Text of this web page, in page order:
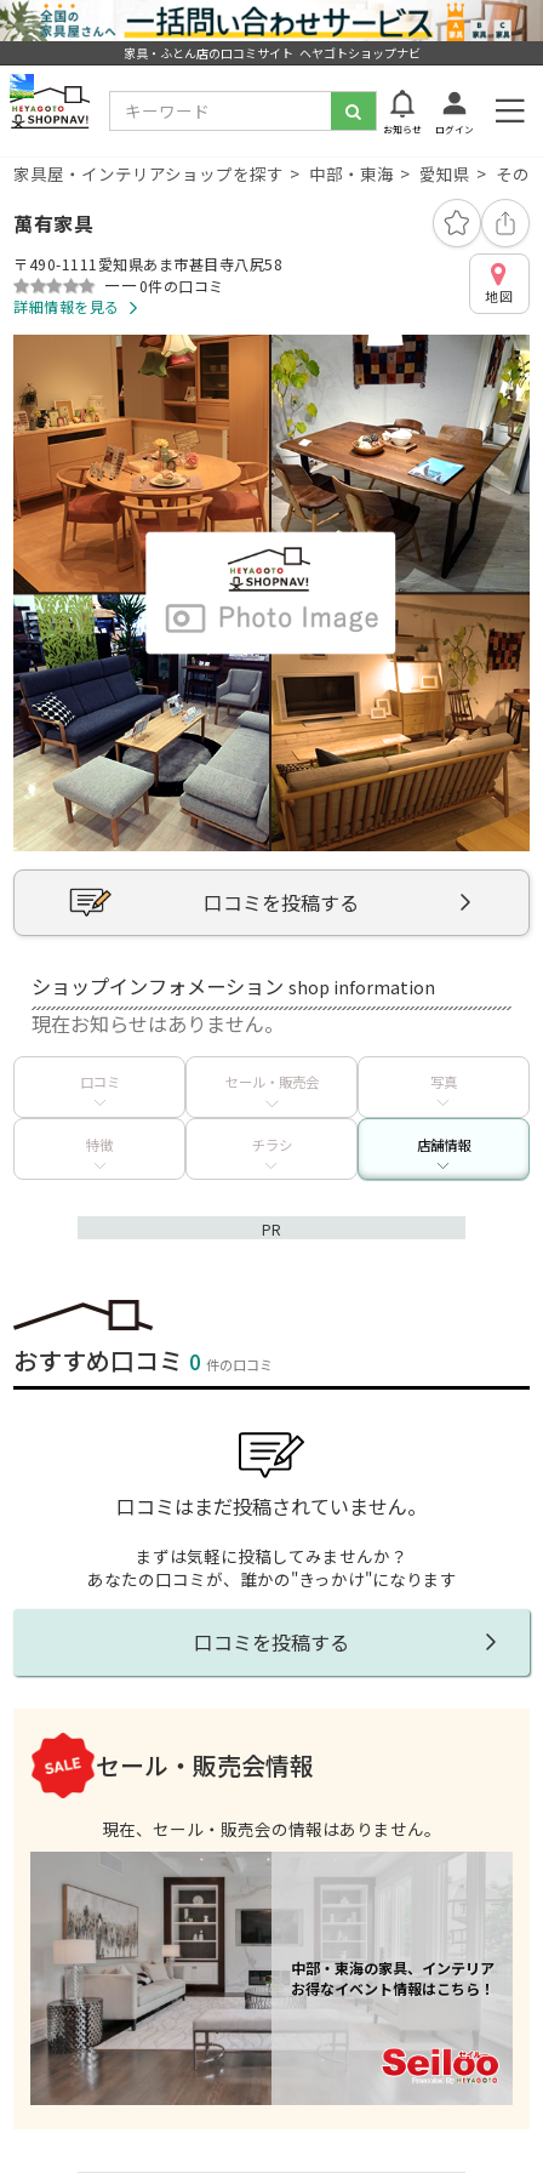
家具・ふとん店の口コミサイト ヘヤゴトショップナビ
お知らせ ログイン
家具屋・インテリアショップを探す 中部・東海 愛知県 その
萬有家具
〒490-1111愛知県あま市甚目寺八尻58
ーー0件の口コミ
詳細情報を見る
地図
口コミを投稿する
ショップインフォメーションshop information
現在お知らせはありません。
口コミ セール・販売会 写真
特徴 チラシ 店舗情報
PR
おすすめ口コミ 0件の口コミ
口コミはまだ投稿されていません。
まずは気軽に投稿してみませんか？
あなたの口コミが、誰かの"きっかけ"になります
口コミを投稿する
セール・販売会情報
現在、セール・販売会の情報はありません。
中部・東海の家具、インテリア
お得なイベント情報はこちら！